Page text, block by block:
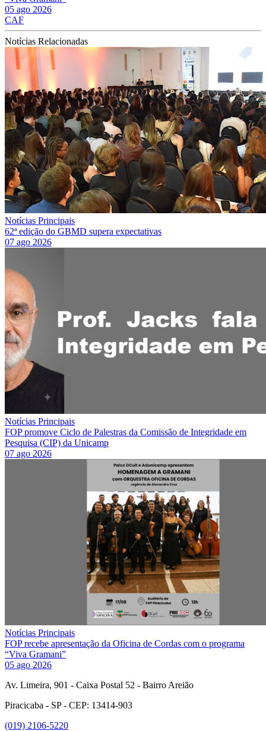
05 ago 2026
CAF
Notícias Relacionadas
Notícias Principais
62ª edição do GBMD supera expectativas
07 ago 2026
Notícias Principais
FOP promove Ciclo de Palestras da Comissão de Integridade em
Pesquisa (CIP) da Unicamp
07 ago 2026
Notícias Principais
FOP recebe apresentação da Oficina de Cordas com o programa
“Viva Gramani”
05 ago 2026
Av. Limeira, 901 - Caixa Postal 52 - Bairro Areião
Piracicaba - SP - CEP: 13414-903
(019) 2106-5220